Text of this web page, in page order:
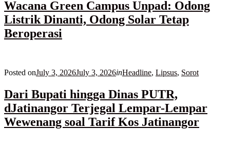
Wacana Green Campus Unpad: Odong
Listrik Dinanti, Odong Solar Tetap
Beroperasi
Posted onJuly 3, 2026July 3, 2026inHeadline, Lipsus, Sorot
Dari Bupati hingga Dinas PUTR,
dJatinangor Terjegal Lempar-Lempar
Wewenang soal Tarif Kos Jatinangor